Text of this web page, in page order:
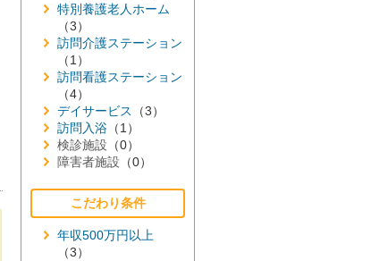
特別養護老人ホーム
（3）
訪問介護ステーション
（1）
訪問看護ステーション
（4）
デイサービス
（3）
訪問入浴 （1）
検診施設 （0）
障害者施設 （0）
こだわり条件
年収500万円以上
（3）